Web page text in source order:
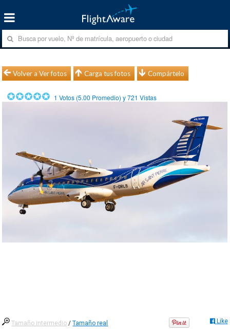
Volver a Ver fotos Carga tus fotos Compártelo
1 Votos (5.00 Promedio) y721 Vistas
Tamaño intermedio /Tamaño real Like